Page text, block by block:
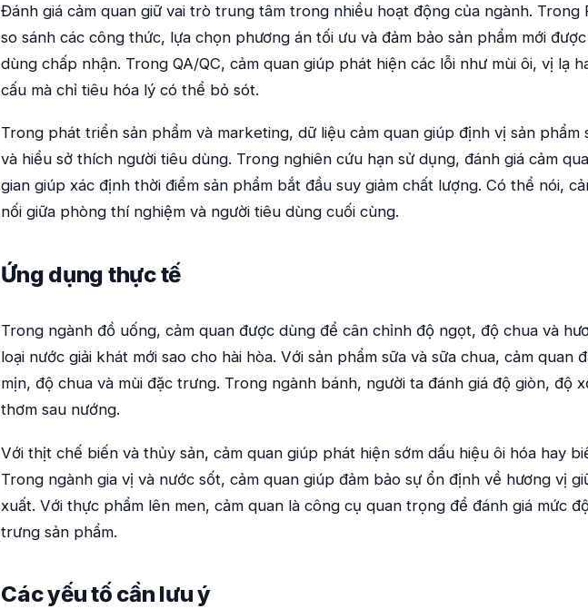
Đánh giá cảm quan giữ vai trò trung tâm trong nhiều hoạt động của ngành. Trong
so sánh các công thức, lựa chọn phương án tối ưu và đảm bảo sản phẩm mới
dùng chấp nhận. Trong QA/QC, cảm quan giúp phát hiện các lỗi như mùi ôi, vị lạ
cấu mà chỉ tiêu hóa lý có thể bỏ sót.
Trong phát triển sản phẩm và marketing, dữ liệu cảm quan giúp định vị sản phẩm
và hiểu sở thích người tiêu dùng. Trong nghiên cứu hạn sử dụng, đánh giá cảm
gian giúp xác định thời điểm sản phẩm bắt đầu suy giảm chất lượng. Có thể nói,
nối giữa phòng thí nghiệm và người tiêu dùng cuối cùng.
Ứng dụng thực tế
Trong ngành đồ uống, cảm quan được dùng để cân chỉnh độ ngọt, độ chua và
loại nước giải khát mới sao cho hài hòa. Với sản phẩm sữa và sữa chua, cảm quan
mịn, độ chua và mùi đặc trưng. Trong ngành bánh, người ta đánh giá độ giòn, độ
thơm sau nướng.
Với thịt chế biến và thủy sản, cảm quan giúp phát hiện sớm dấu hiệu ôi hóa hay
Trong ngành gia vị và nước sốt, cảm quan giúp đảm bảo sự ổn định về hương vị
xuất. Với thực phẩm lên men, cảm quan là công cụ quan trọng để đánh giá mức
trưng sản phẩm.
Các yếu tố cần lưu ý